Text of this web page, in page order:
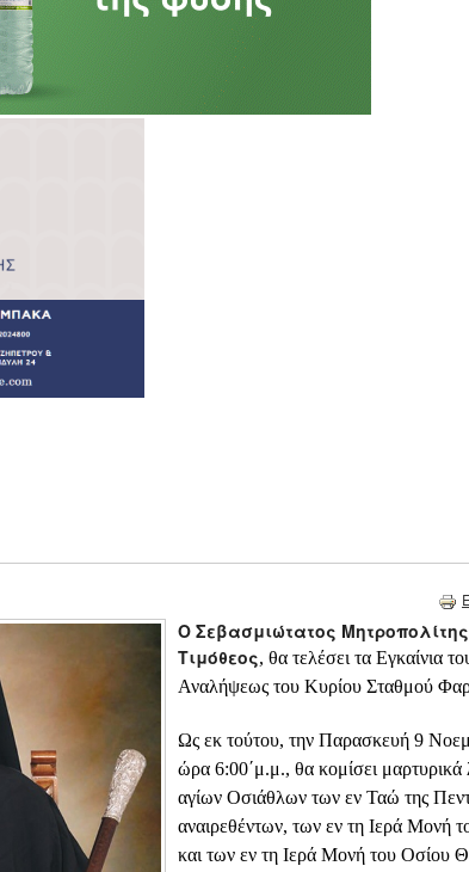
Ο Σεβασμιώτατος
Τιμόθεος, θα τελέσει τα Εγκαίνια
Αναλήψεως του Κυρίου Σταθμού
Ως εκ τούτου, την Παρασκευή 9
ώρα 6:00΄μ.μ., θα κομίσει
αγίων Οσιάθλων των εν Ταώ της
αναιρεθέντων, των εν τη Ιερά Μονή
και των εν τη Ιερά Μονή του Οσίου